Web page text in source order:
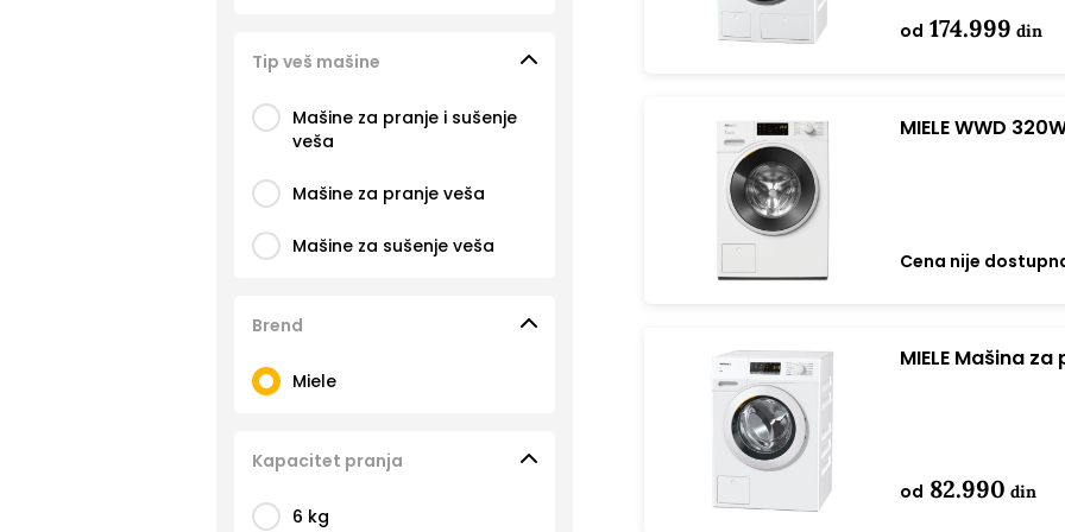
Tip veš mašine
Mašine za pranje i sušenje
veša
Mašine za pranje veša
Mašine za sušenje veša
Brend
Miele
Kapacitet pranja
6 kg
od 174.999 din
MIELE WWD
Cena nije
MIELE Mašina
od 82.990 din